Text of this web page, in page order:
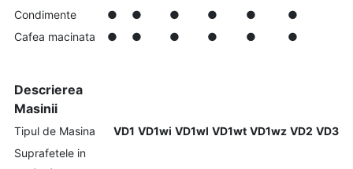
Condimente
● ● ● ● ●
●
Cafea macinata
● ● ● ● ● ●
Descrierea
Masinii
Tipul de Masina VD1 VD1wi VD1wl VD1wt VD1wz VD2 VD3
Suprafetele in